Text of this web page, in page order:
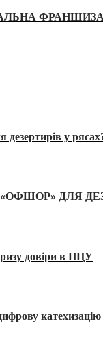
у
ДЛЯ
довіри в ПЦУ
катехизацію